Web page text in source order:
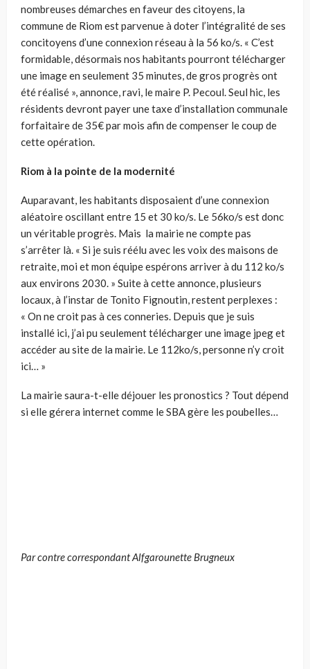
nombreuses démarches en faveur des citoyens, la
commune de Riom est parvenue à doter l’intégralité de ses
concitoyens d’une connexion réseau à la 56 ko/s. « C’est
formidable, désormais nos habitants pourront télécharger
une image en seulement 35 minutes, de gros progrès ont
été réalisé », annonce, ravi, le maire P. Pecoul. Seul hic, les
résidents devront payer une taxe d’installation communale
forfaitaire de 35€ par mois afin de compenser le coup de
cette opération.
Riom à la pointe de la modernité
Auparavant, les habitants disposaient d’une connexion
aléatoire oscillant entre 15 et 30 ko/s. Le 56ko/s est donc
un véritable progrès. Mais la mairie ne compte pas
s’arrêter là. « Si je suis réélu avec les voix des maisons de
retraite, moi et mon équipe espérons arriver à du 112 ko/s
aux environs 2030. » Suite à cette annonce, plusieurs
locaux, à l’instar de Tonito Fignoutin, restent perplexes :
« On ne croit pas à ces conneries. Depuis que je suis
installé ici, j’ai pu seulement télécharger une image jpeg et
accéder au site de la mairie. Le 112ko/s, personne n’y croit
ici… »
La mairie saura-t-elle déjouer les pronostics ? Tout dépend
si elle gérera internet comme le SBA gère les poubelles…
Par contre correspondant Alfgarounette Brugneux